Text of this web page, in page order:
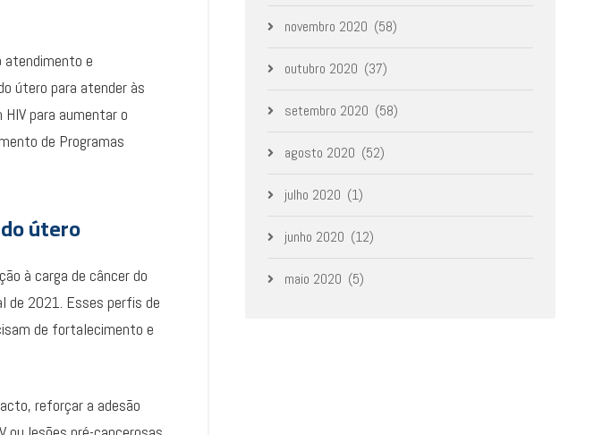
atendimento e
útero para atender às
para aumentar o
de Programas
útero
à carga de câncer do
de 2021. Esses perfis de
de fortalecimento e
reforçar a adesão
novembro 2020 (58)
outubro 2020 (37)
setembro 2020 (58)
agosto 2020 (52)
julho 2020 (1)
junho 2020 (12)
maio 2020 (5)